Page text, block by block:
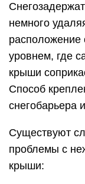
немного
расположение
уровнем, где
крыши
Способ
снегобарьера
Существуют
проблемы с
крыши: